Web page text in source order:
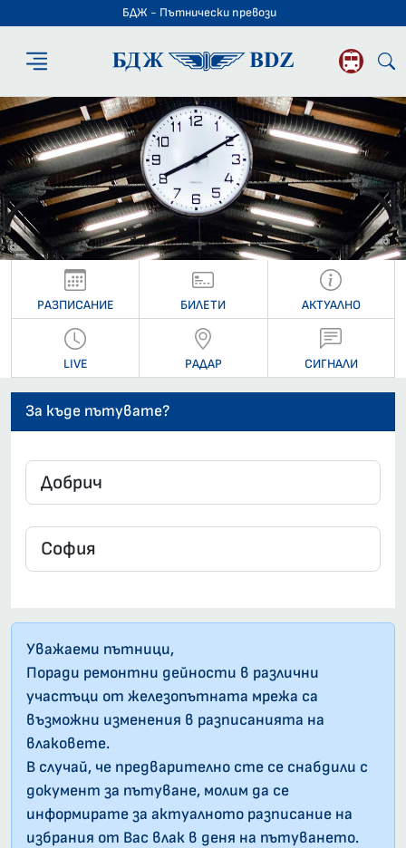
БДЖ - Пътнически превози
БДЖ -
РАЗПИСАНИЕ БИЛЕТИ АКТУАЛНО
LIVE РАДАР СИГНАЛИ
За къде пътувате?
Уважаеми пътници,
Поради ремонтни дейности в различни
участъци от железопътната мрежа са
възможни изменения в разписанията на
влаковете.
В случай, че предварително сте се снабдили с
документ за пътуване, молим да се
информирате за актуалното разписание на
избрания от Вас влак в деня на пътуването.